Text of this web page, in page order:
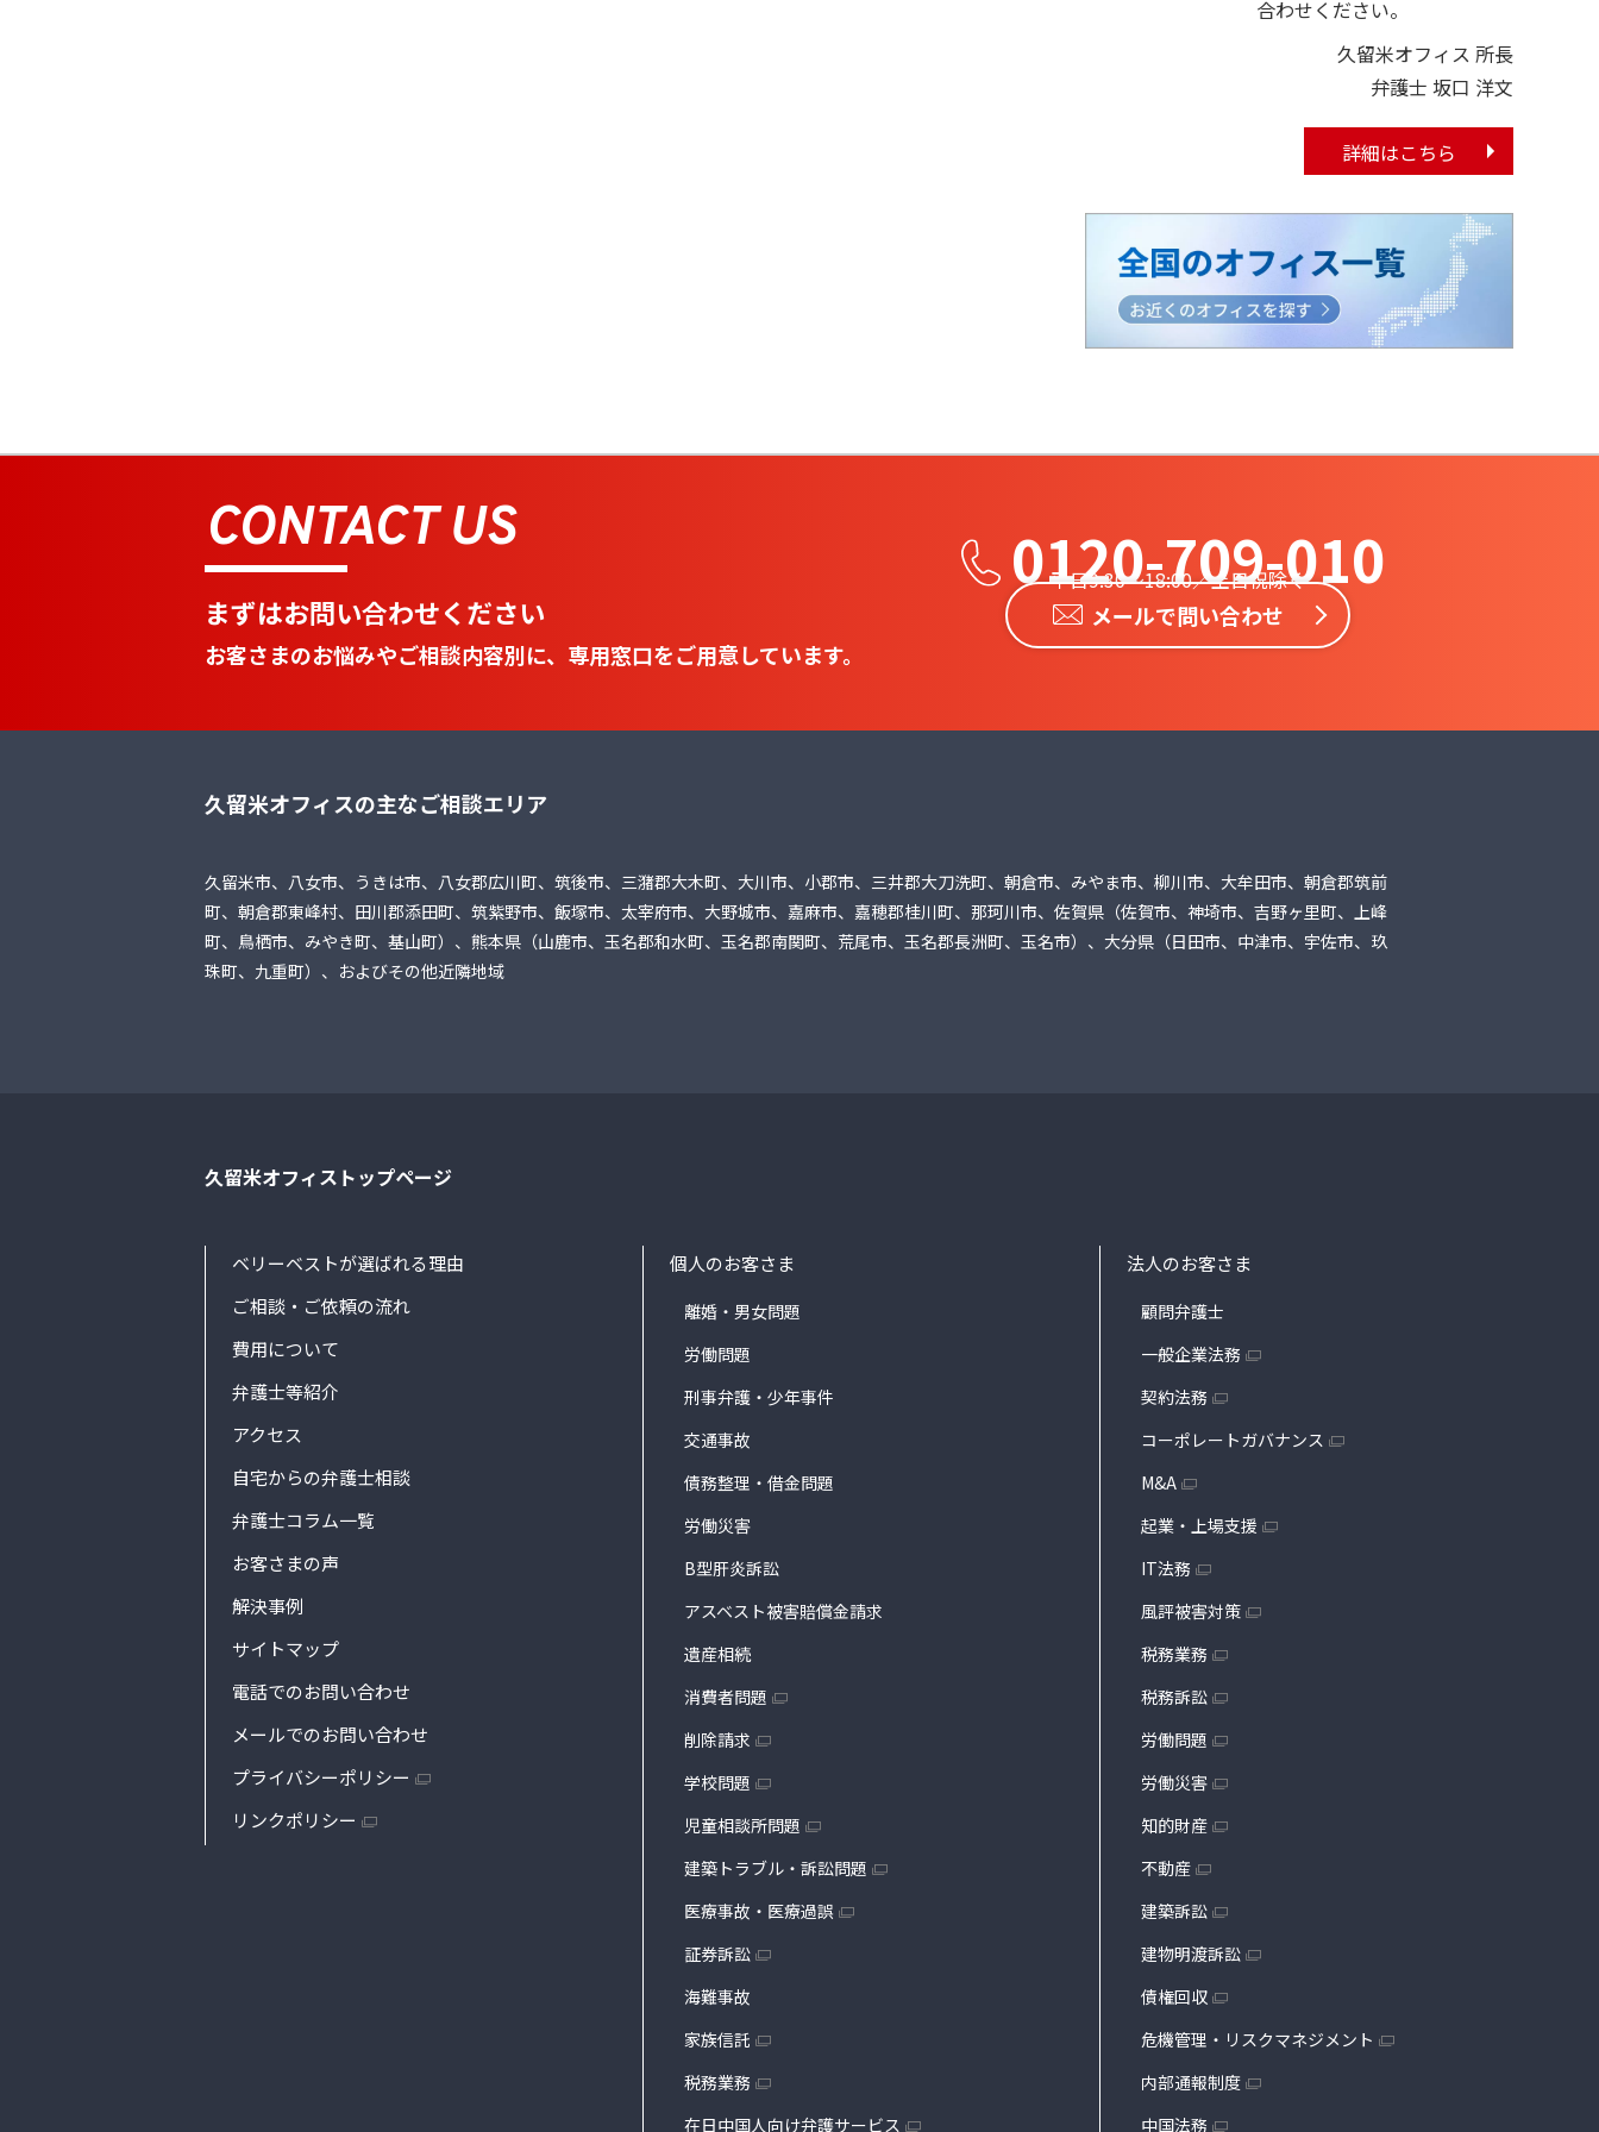
合わせください。
久留米オフィス 所長
弁護士 坂口 洋文
詳細はこちら
CONTACT US
まずはお問い合わせください
お客さまのお悩みやご相談内容別に、専用窓口をご用意しています。
0120-709-010
平日9:30〜18:00／土日祝除く
メールで問い合わせ
久留米オフィスの主なご相談エリア
久留米市、八女市、うきは市、八女郡広川町、筑後市、三潴郡大木町、大川市、小郡市、三井郡大刀洗町、朝倉市、みやま市、柳川市、大牟田市、朝倉郡筑前
町、朝倉郡東峰村、田川郡添田町、筑紫野市、飯塚市、太宰府市、大野城市、嘉麻市、嘉穂郡桂川町、那珂川市、佐賀県（佐賀市、神埼市、吉野ヶ里町、上峰
町、鳥栖市、みやき町、基山町）、熊本県（山鹿市、玉名郡和水町、玉名郡南関町、荒尾市、玉名郡長洲町、玉名市）、大分県（日田市、中津市、宇佐市、玖
珠町、九重町）、およびその他近隣地域
久留米オフィストップページ
ベリーベストが選ばれる理由
ご相談・ご依頼の流れ
費用について
弁護士等紹介
アクセス
自宅からの弁護士相談
弁護士コラム一覧
お客さまの声
解決事例
サイトマップ
電話でのお問い合わせ
メールでのお問い合わせ
プライバシーポリシー
リンクポリシー
個人のお客さま
離婚・男女問題
労働問題
刑事弁護・少年事件
交通事故
債務整理・借金問題
労働災害
B型肝炎訴訟
アスベスト被害賠償金請求
遺産相続
消費者問題
削除請求
学校問題
児童相談所問題
建築トラブル・訴訟問題
医療事故・医療過誤
証券訴訟
海難事故
家族信託
税務業務
在日中国人向け弁護サービス
法人のお客さま
顧問弁護士
一般企業法務
契約法務
コーポレートガバナンス
M&A
起業・上場支援
IT法務
風評被害対策
税務業務
税務訴訟
労働問題
労働災害
知的財産
不動産
建築訴訟
建物明渡訴訟
債権回収
危機管理・リスクマネジメント
内部通報制度
中国法務